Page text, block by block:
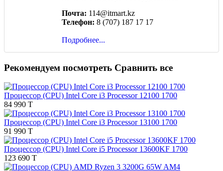
Почта: 114@itmart.kz
Телефон: 8 (707) 187 17 17
Подробнее...
Рекомендуем посмотреть Сравнить все
Процессор (CPU) Intel Core i3 Processor 12100 1700
84 990 T
Процессор (CPU) Intel Core i3 Processor 13100 1700
91 990 T
Процессор (CPU) Intel Core i5 Processor 13600KF 1700
123 690 T